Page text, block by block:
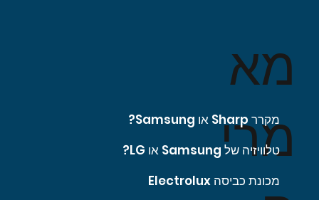
מא
מרי
מקרר Sharp או Samsung?
טלוויזיה של Samsung או LG?
מכונת כביסה Electrolux